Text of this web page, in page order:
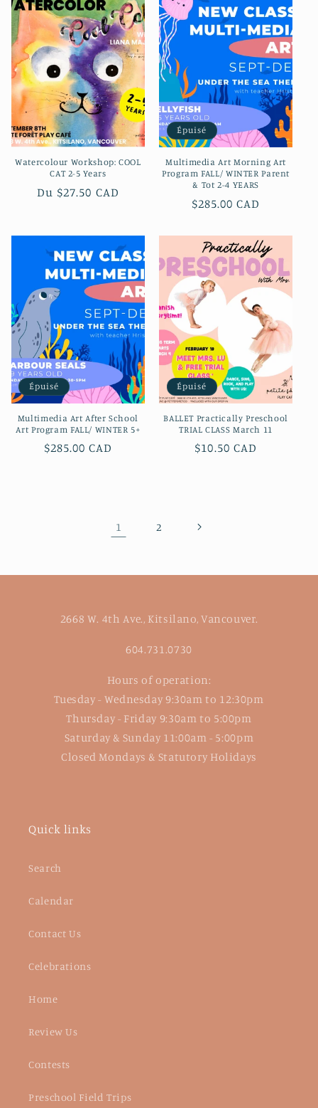
Watercolour Workshop: COOL
CAT 2-5 Years
Prix
Du $27.50 CAD
Épuisé
Multimedia Art Morning Art
Program FALL/ WINTER Parent
& Tot 2-4 YEARS
Prix
$285.00 CAD
Épuisé
Multimedia Art After School
Art Program FALL/ WINTER 5+
Prix
$285.00 CAD
Épuisé
BALLET Practically Preschool
TRIAL CLASS March 11
Prix
$10.50 CAD
1 2
2668 W. 4th Ave., Kitsilano, Vancouver.
604.731.0730
Hours of operation:
Tuesday - Wednesday 9:30am to 12:30pm
Thursday - Friday 9:30am to 5:00pm
Saturday & Sunday 11:00am - 5:00pm
Closed Mondays & Statutory Holidays
Quick links
Search
Calendar
Contact Us
Celebrations
Home
Review Us
Contests
Preschool Field Trips